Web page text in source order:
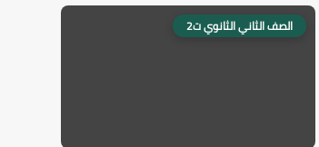
الصف الثاني الثانوي ت2